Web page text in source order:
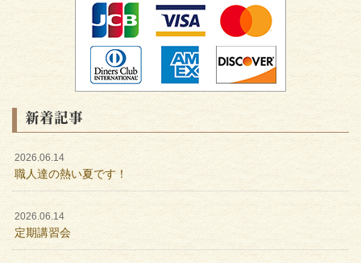
新着記事
2026.06.14
職人達の熱い夏です！
2026.06.14
定期講習会